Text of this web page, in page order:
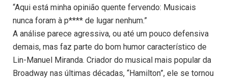
“Aqui está minha opinião quente fervendo: Musicais
nunca foram à p**** de lugar nenhum.”
A análise parece agressiva, ou até um pouco defensiva
demais, mas faz parte do bom humor característico de
Lin-Manuel Miranda. Criador do musical mais popular da
Broadway nas últimas décadas, “Hamilton”, ele se tornou